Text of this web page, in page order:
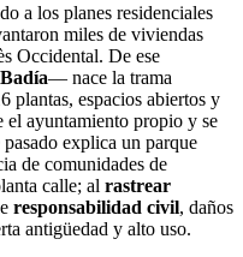
a los planes residenciales
miles de viviendas
Occidental. De ese
— nace la trama
plantas, espacios abiertos y
el ayuntamiento propio y se
explica un parque
de comunidades de
calle; al rastrear
responsabilidad civil, daños
antigüedad y alto uso.